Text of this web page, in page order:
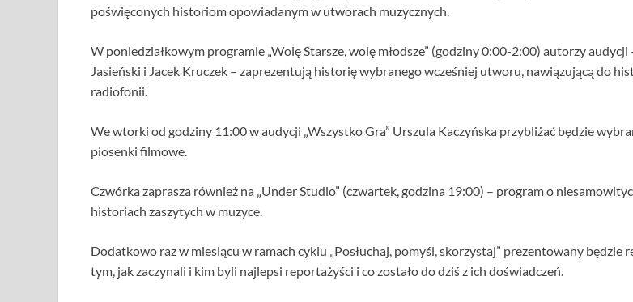
poświęconych historiom opowiadanym w utworach muzycznych.
W poniedziałkowym programie „Wolę Starsze, wolę młodsze” (godziny 0:00-2:00) autorzy audycji
Jasieński i Jacek Kruczek – zaprezentują historię wybranego wcześniej utworu, nawiązującą do
radiofonii.
We wtorki od godziny 11:00 w audycji „Wszystko Gra” Urszula Kaczyńska przybliżać będzie
piosenki filmowe.
Czwórka zaprasza również na „Under Studio” (czwartek, godzina 19:00) – program o
historiach zaszytych w muzyce.
Dodatkowo raz w miesiącu w ramach cyklu „Posłuchaj, pomyśl, skorzystaj” prezentowany będzie
tym, jak zaczynali i kim byli najlepsi reportażyści i co zostało do dziś z ich doświadczeń.